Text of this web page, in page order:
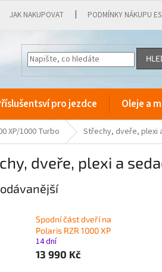
JAK NAKUPOVAT PODMÍNKY NÁKUPU
pro jezdce Oleje a
XP/1000 Turbo Střechy, dveře, plexi
dveře, plexi a
Spodní část dveří na
Polaris RZR 1000 XP
14 dní
13 990 Kč